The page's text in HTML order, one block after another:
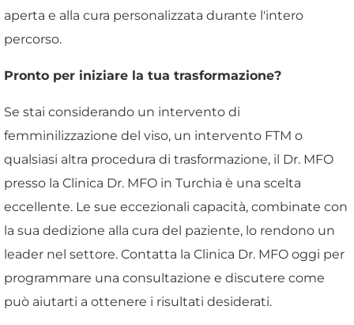
aperta e alla cura personalizzata durante l'intero
percorso.
Pronto per iniziare la tua trasformazione?
Se stai considerando un intervento di
femminilizzazione del viso, un intervento FTM o
qualsiasi altra procedura di trasformazione, il Dr. MFO
presso la Clinica Dr. MFO in Turchia è una scelta
eccellente. Le sue eccezionali capacità, combinate con
la sua dedizione alla cura del paziente, lo rendono un
leader nel settore. Contatta la Clinica Dr. MFO oggi per
programmare una consultazione e discutere come
può aiutarti a ottenere i risultati desiderati.